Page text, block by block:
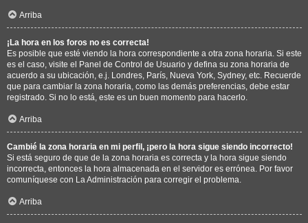
Arriba
¡La hora en los foros no es correcta!
Es posible que esté viendo la hora correspondiente a otra zona horaria. Si este
es el caso, visite el Panel de Control de Usuario y defina su zona horaria de
acuerdo a su ubicación, e.j. Londres, París, Nueva York, Sydney, etc. Recuerde
que para cambiar la zona horaria, como las demás preferencias, debe estar
registrado. Si no lo está, este es un buen momento para hacerlo.
Arriba
Cambié la zona horaria en mi perfil, ¡pero la hora sigue siendo incorrecto!
Si está seguro de que de la zona horaria es correcta y la hora sigue siendo
incorrecta, entonces la hora almacenada en el servidor es errónea. Por favor
comuníquese con La Administración para corregir el problema.
Arriba